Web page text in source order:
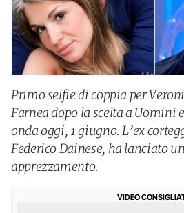
Primo selfie di coppia per
Farnea dopo la scelta a Uomini
onda oggi, 1 giugno. L’ex
Federico Dainese, ha lanciato
apprezzamento.
VIDEO